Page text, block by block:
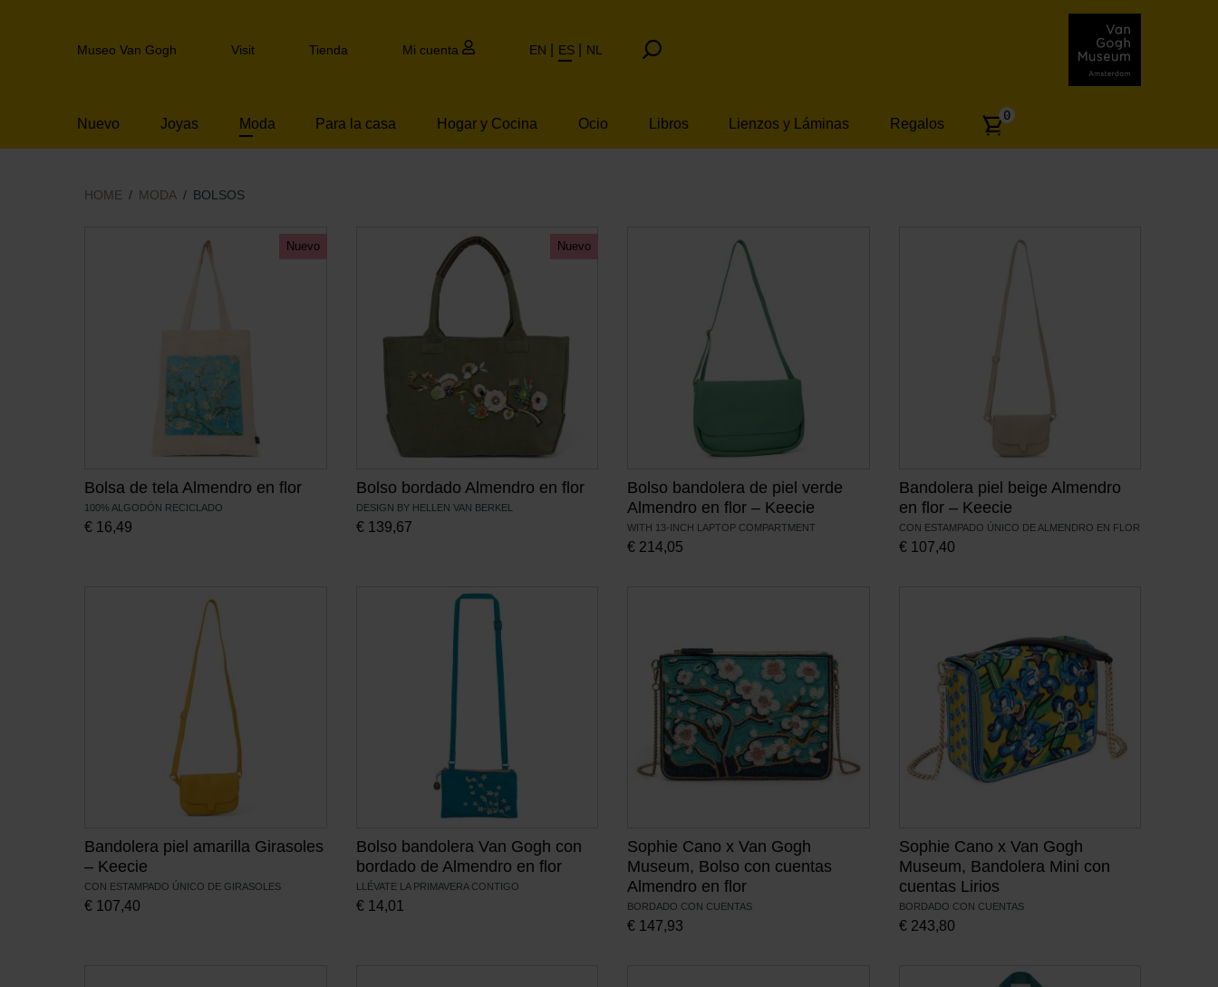
to
navigation
Header
Museo Van Gogh Visit Tienda Mi cuenta EN ES NL
Nuevo Joyas Moda Para la casa Hogar y Cocina Ocio Libros Lienzos y Láminas Regalos
Number
articles:
0
HOME MODA BOLSOS
Nuevo
Bolsa de tela Almendro en flor
100% ALGODÓN RECICLADO
€ 16,49
Nuevo
Bolso bordado Almendro en flor
DESIGN BY HELLEN VAN BERKEL
€ 139,67
Bolso bandolera de piel verde
Almendro en flor – Keecie
WITH 13-INCH LAPTOP COMPARTMENT
€ 214,05
Bandolera piel beige Almendro
en flor – Keecie
CON ESTAMPADO ÚNICO DE ALMENDRO EN FLOR
€ 107,40
Bandolera piel amarilla Girasoles
– Keecie
CON ESTAMPADO ÚNICO DE GIRASOLES
€ 107,40
Bolso bandolera Van Gogh con
bordado de Almendro en flor
LLÉVATE LA PRIMAVERA CONTIGO
€ 14,01
Sophie Cano x Van Gogh
Museum, Bolso con cuentas
Almendro en flor
BORDADO CON CUENTAS
€ 147,93
Sophie Cano x Van Gogh
Museum, Bandolera Mini con
cuentas Lirios
BORDADO CON CUENTAS
€ 243,80